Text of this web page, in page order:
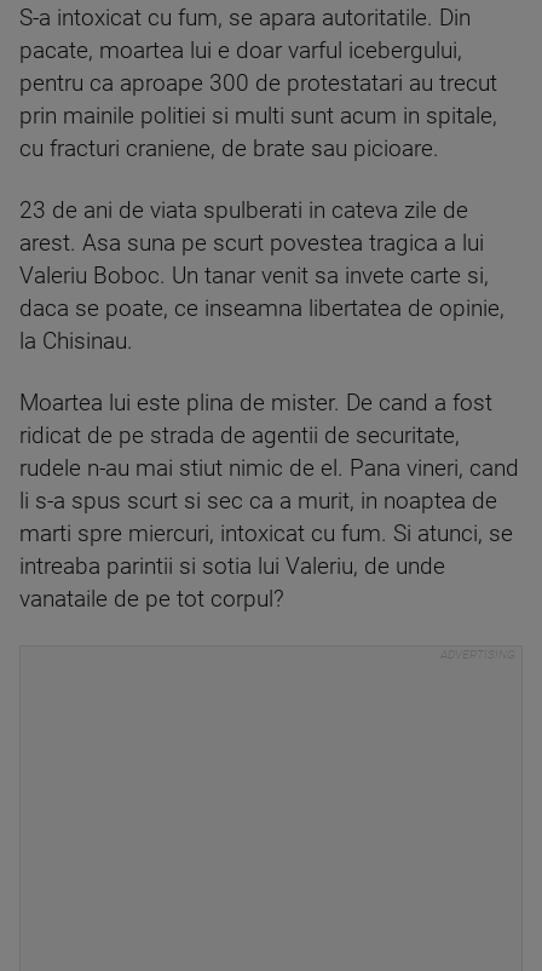
S-a intoxicat cu fum, se apara autoritatile. Din
pacate, moartea lui e doar varful icebergului,
pentru ca aproape 300 de protestatari au trecut
prin mainile politiei si multi sunt acum in spitale,
cu fracturi craniene, de brate sau picioare.
23 de ani de viata spulberati in cateva zile de
arest. Asa suna pe scurt povestea tragica a lui
Valeriu Boboc. Un tanar venit sa invete carte si,
daca se poate, ce inseamna libertatea de opinie,
la Chisinau.
Moartea lui este plina de mister. De cand a fost
ridicat de pe strada de agentii de securitate,
rudele n-au mai stiut nimic de el. Pana vineri, cand
li s-a spus scurt si sec ca a murit, in noaptea de
marti spre miercuri, intoxicat cu fum. Si atunci, se
intreaba parintii si sotia lui Valeriu, de unde
vanataile de pe tot corpul?